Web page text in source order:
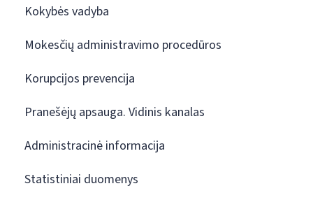
Kokybės vadyba
Mokesčių administravimo procedūros
Korupcijos prevencija
Pranešėjų apsauga. Vidinis kanalas
Administracinė informacija
Statistiniai duomenys